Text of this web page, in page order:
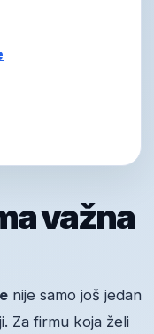
važna
nije samo još jedan
Za firmu koja želi